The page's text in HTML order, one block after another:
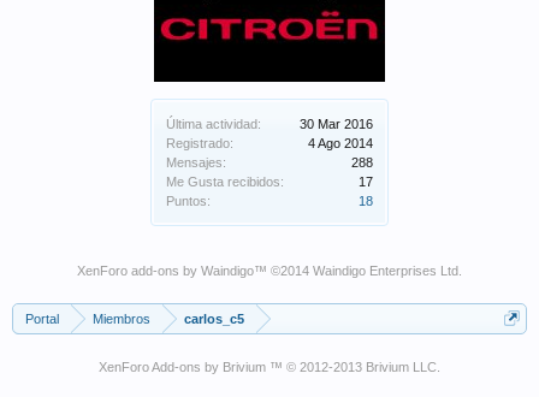
Última actividad:
30 Mar 2016
Registrado:
4 Ago 2014
Mensajes:
288
Me Gusta recibidos:
17
Puntos:
18
XenForo add-ons by Waindigo™ ©2014 Waindigo Enterprises Ltd
Portal Miembros carlos_c5
XenForo Add-ons by Brivium ™ © 2012-2013 Brivium LLC.